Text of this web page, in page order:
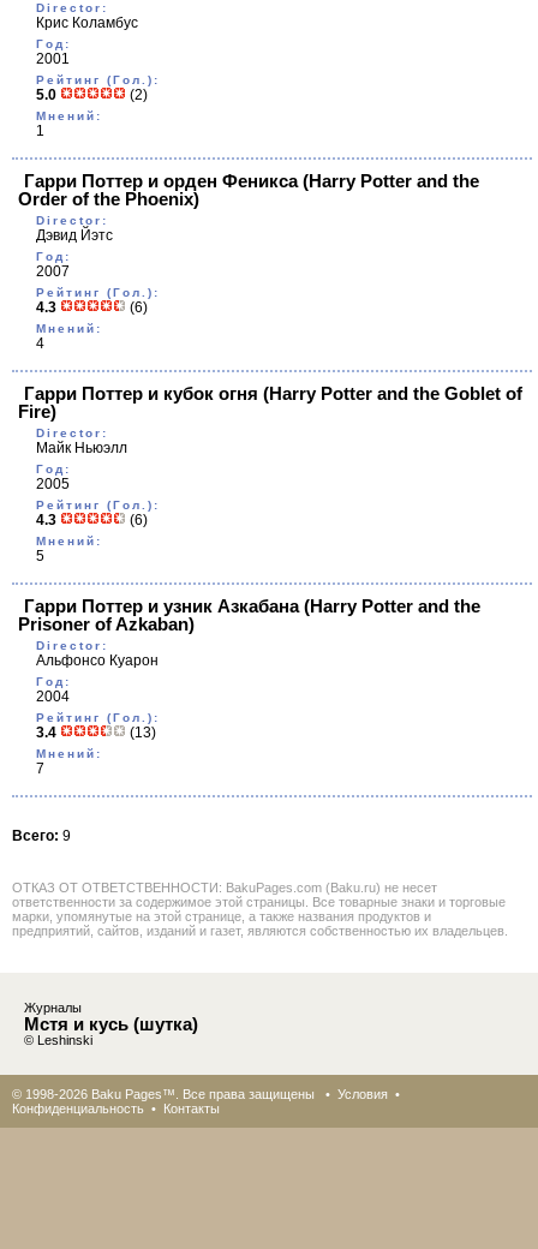
Director:
Крис Коламбус
Год:
2001
Рейтинг (Гол.):
5.0 (2)
Мнений:
1
Гарри Поттер и орден Феникса(Harry Potter and the
Order of the Phoenix)
Director:
Дэвид Йэтс
Год:
2007
Рейтинг (Гол.):
4.3 (6)
Мнений:
4
Гарри Поттер и кубок огня (Harry Potter and the Goblet of
Fire)
Director:
Майк Ньюэлл
Год:
2005
Рейтинг (Гол.):
4.3 (6)
Мнений:
5
Гарри Поттер и узник Азкабана(Harry Potter and the
Prisoner of Azkaban)
Director:
Альфонсо Куарон
Год:
2004
Рейтинг (Гол.):
3.4 (13)
Мнений:
7
Всего: 9
ОТКАЗ ОТ ОТВЕТСТВЕННОСТИ: BakuPages.com (Baku.ru) не несет
ответственности за содержимое этой страницы. Все товарные знаки и торговые
марки, упомянутые на этой странице, а также названия продуктов и
предприятий, сайтов, изданий и газет, являются собственностью их владельцев.
Журналы
Мстя и кусь (шутка)
© Leshinski
© 1998-2026 Baku Pages™. Все права защищены • Условия •
Конфиденциальность • Контакты